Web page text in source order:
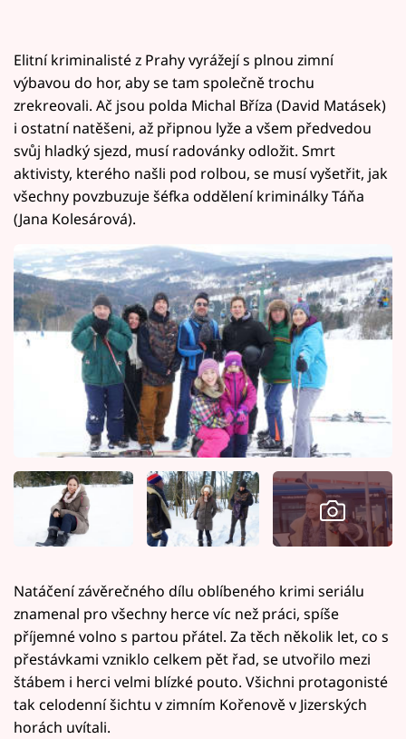
Elitní kriminalisté z Prahy vyrážejí s plnou zimní
výbavou do hor, aby se tam společně trochu
zrekreovali. Ač jsou polda Michal Bříza (David Matásek)
i ostatní natěšeni, až připnou lyže a všem předvedou
svůj hladký sjezd, musí radovánky odložit. Smrt
aktivisty, kterého našli pod rolbou, se musí vyšetřit, jak
všechny povzbuzuje šéfka oddělení kriminálky Táňa
(Jana Kolesárová).
Natáčení závěrečného dílu oblíbeného krimi seriálu
znamenal pro všechny herce víc než práci, spíše
příjemné volno s partou přátel. Za těch několik let, co s
přestávkami vzniklo celkem pět řad, se utvořilo mezi
štábem i herci velmi blízké pouto. Všichni protagonisté
tak celodenní šichtu v zimním Kořenově v Jizerských
horách uvítali.